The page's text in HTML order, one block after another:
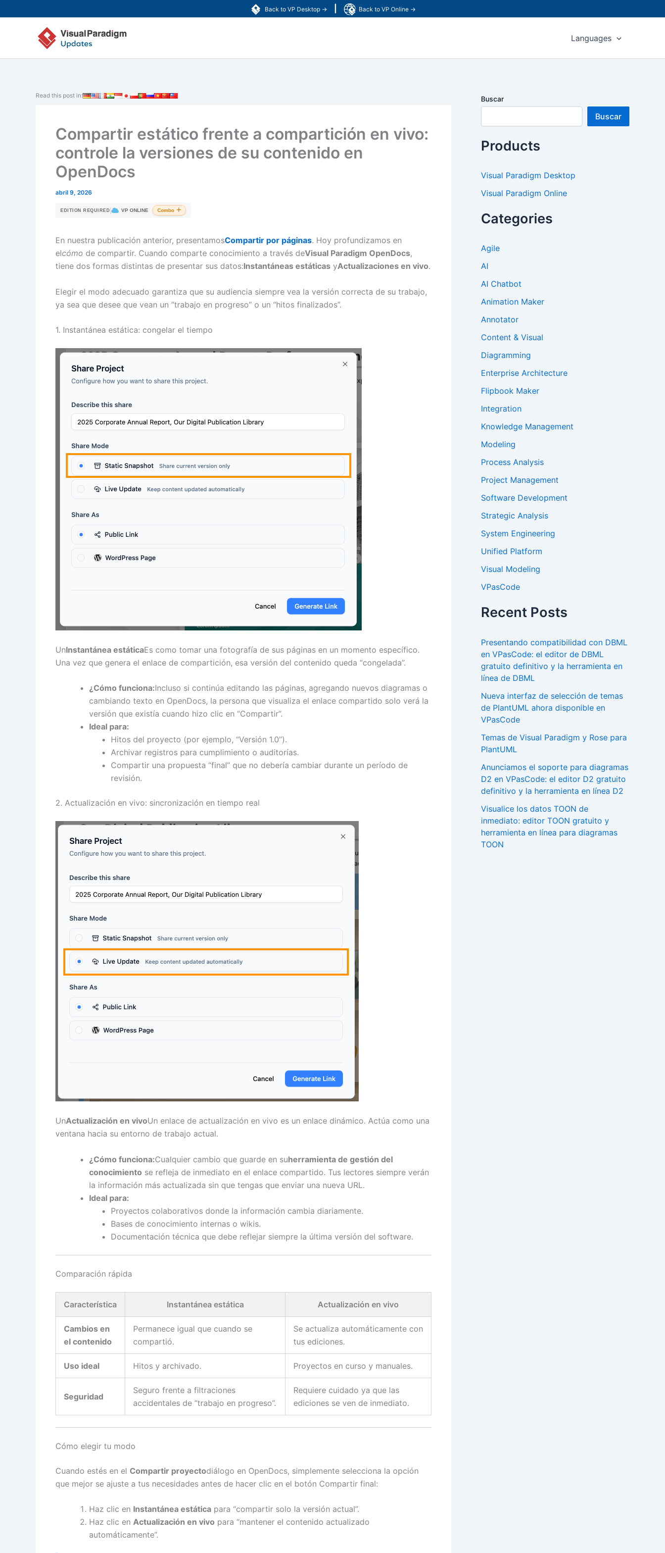
Back to VP Desktop → Back to VP Online →
al
Languages
Read this post in:
Compartir estático frente a compartición en vivo:
controle la versiones de su contenido en
OpenDocs
abril 9, 2026
EDITION REQUIRED VP ONLINE Combo
En nuestra publicación anterior, presentamosCompartir por páginas. Hoy profundizamos en
elcómo de compartir. Cuando comparte conocimiento a través deVisual Paradigm OpenDocs,
tiene dos formas distintas de presentar sus datos:Instantáneas estáticas yActualizaciones en vivo.
Elegir el modo adecuado garantiza que su audiencia siempre vea la versión correcta de su trabajo,
ya sea que desee que vean un “trabajo en progreso” o un “hitos finalizados”.
1. Instantánea estática: congelar el tiempo
UnInstantánea estáticaEs como tomar una fotografía de sus páginas en un momento específico.
Una vez que genera el enlace de compartición, esa versión del contenido queda “congelada”.
¿Cómo funciona:Incluso si continúa editando las páginas, agregando nuevos diagramas o
cambiando texto en OpenDocs, la persona que visualiza el enlace compartido solo verá la
versión que existía cuando hizo clic en “Compartir”.
Ideal para:
Hitos del proyecto (por ejemplo, “Versión 1.0”).
Archivar registros para cumplimiento o auditorías.
Compartir una propuesta “final” que no debería cambiar durante un período de
revisión.
2. Actualización en vivo: sincronización en tiempo real
UnActualización en vivoUn enlace de actualización en vivo es un enlace dinámico. Actúa como una
ventana hacia su entorno de trabajo actual.
¿Cómo funciona:Cualquier cambio que guarde en suherramienta de gestión del
conocimiento se refleja de inmediato en el enlace compartido. Tus lectores siempre verán
la información más actualizada sin que tengas que enviar una nueva URL.
Ideal para:
Proyectos colaborativos donde la información cambia diariamente.
Bases de conocimiento internas o wikis.
Documentación técnica que debe reflejar siempre la última versión del software.
Comparación rápida
Característica Instantánea estática Actualización en vivo
Cambios en
el contenido
Permanece igual que cuando se
compartió.
Se actualiza automáticamente con
tus ediciones.
Uso ideal Hitos y archivado. Proyectos en curso y manuales.
Seguridad
Seguro frente a filtraciones
accidentales de “trabajo en progreso”.
Requiere cuidado ya que las
ediciones se ven de inmediato.
Cómo elegir tu modo
Cuando estés en el Compartir proyectodiálogo en OpenDocs, simplemente selecciona la opción
que mejor se ajuste a tus necesidades antes de hacer clic en el botón Compartir final:
Haz clic en Instantánea estática para “compartir solo la versión actual”.
Haz clic en Actualización en vivo para “mantener el contenido actualizado
automáticamente”.
Buscar
Buscar
Products
Visual Paradigm Desktop
Visual Paradigm Online
Categories
Agile
AI
AI Chatbot
Animation Maker
Annotator
Content & Visual
Diagramming
Enterprise Architecture
Flipbook Maker
Integration
Knowledge Management
Modeling
Process Analysis
Project Management
Software Development
Strategic Analysis
System Engineering
Unified Platform
Visual Modeling
VPasCode
Recent Posts
Presentando compatibilidad con DBML
en VPasCode: el editor de DBML
gratuito definitivo y la herramienta en
línea de DBML
Nueva interfaz de selección de temas
de PlantUML ahora disponible en
VPasCode
Temas de Visual Paradigm y Rose para
PlantUML
Anunciamos el soporte para diagramas
D2 en VPasCode: el editor D2 gratuito
definitivo y la herramienta en línea D2
Visualice los datos TOON de
inmediato: editor TOON gratuito y
herramienta en línea para diagramas
TOON